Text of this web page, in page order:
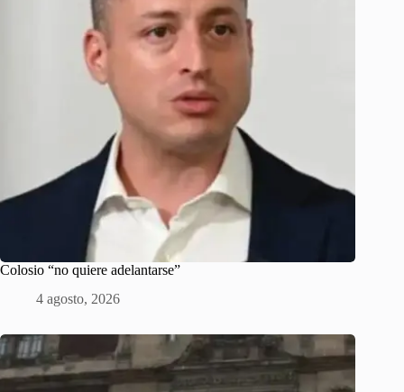
Colosio “no quiere adelantarse”
4 agosto, 2026